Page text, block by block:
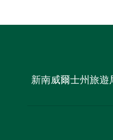
新南威爾士州旅